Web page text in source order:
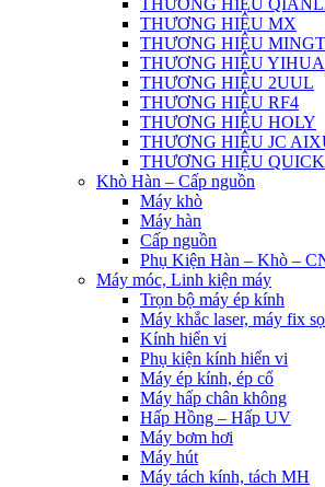
THƯƠNG HIỆU
THƯƠNG HIỆU MX
THƯƠNG HIỆU
THƯƠNG HIỆU YIHUA
THƯƠNG HIỆU 2UUL
THƯƠNG HIỆU RF4
THƯƠNG HIỆU HOLY
THƯƠNG HIỆU JC
THƯƠNG HIỆU QUICK
Khò Hàn – Cấp nguồn
Máy khò
Máy hàn
Cấp nguồn
Phụ Kiện Hàn – Khò –
Máy móc, Linh kiện máy
Trọn bộ máy ép kính
Máy khắc laser, máy fix
Kính hiển vi
Phụ kiện kính hiển vi
Máy ép kính, ép cổ
Máy hấp chân không
Hấp Hồng – Hấp UV
Máy bơm hơi
Máy hút
Máy tách kính, tách MH